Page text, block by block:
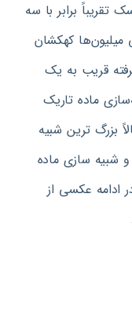
برابر با سه
کهکشان
قریب به یک
ماده تاریک
بزرگ‌ ترین شبیه‌
شبیه‌ سازی ماده
ادامه عکسی از